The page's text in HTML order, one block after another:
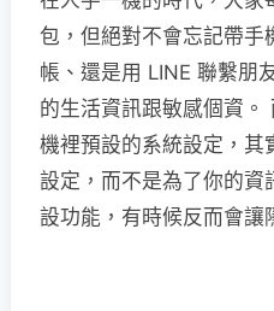
包，但絕對不會忘記帶手
帳、還是用 LINE 聯繫朋
的生活資訊跟敏感個資。
機裡預設的系統設定，其
設定，而不是為了你的資
設功能，有時候反而會讓